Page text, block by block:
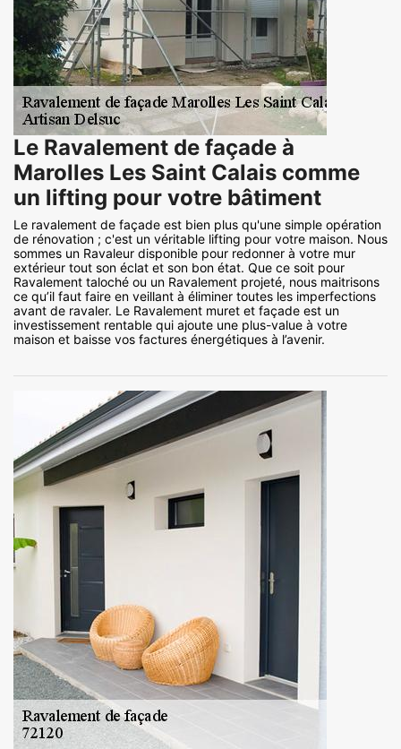
Le Ravalement de façade à
Marolles Les Saint Calais comme
un lifting pour votre bâtiment
Le ravalement de façade est bien plus qu'une simple opération
de rénovation ; c'est un véritable lifting pour votre maison. Nous
sommes un Ravaleur disponible pour redonner à votre mur
extérieur tout son éclat et son bon état. Que ce soit pour
Ravalement taloché ou un Ravalement projeté, nous maitrisons
ce qu’il faut faire en veillant à éliminer toutes les imperfections
avant de ravaler. Le Ravalement muret et façade est un
investissement rentable qui ajoute une plus-value à votre
maison et baisse vos factures énergétiques à l’avenir.